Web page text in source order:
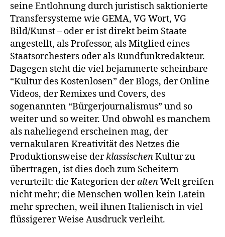
seine Entlohnung durch juristisch saktionierte
Transfersysteme wie GEMA, VG Wort, VG
Bild/Kunst – oder er ist direkt beim Staate
angestellt, als Professor, als Mitglied eines
Staatsorchesters oder als Rundfunkredakteur.
Dagegen steht die viel bejammerte scheinbare
“Kultur des Kostenlosen” der Blogs, der Online
Videos, der Remixes und Covers, des
sogenannten “Bürgerjournalismus” und so
weiter und so weiter. Und obwohl es manchem
als naheliegend erscheinen mag, der
vernakularen Kreativität des Netzes die
Produktionsweise derklassischenKultur zu
übertragen, ist dies doch zum Scheitern
verurteilt: die Kategorien deraltenWelt greifen
nicht mehr; die Menschen wollen kein Latein
mehr sprechen, weil ihnen Italienisch in viel
flüssigerer Weise Ausdruck verleiht.